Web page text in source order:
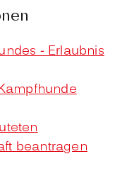
- Erlaubnis
beantragen